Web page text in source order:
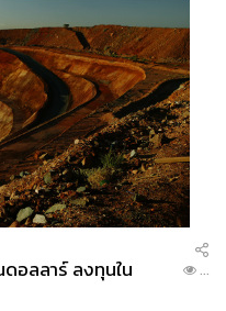
1.0K
AUTHOR
อลลาร์ ลงทุนใน
...